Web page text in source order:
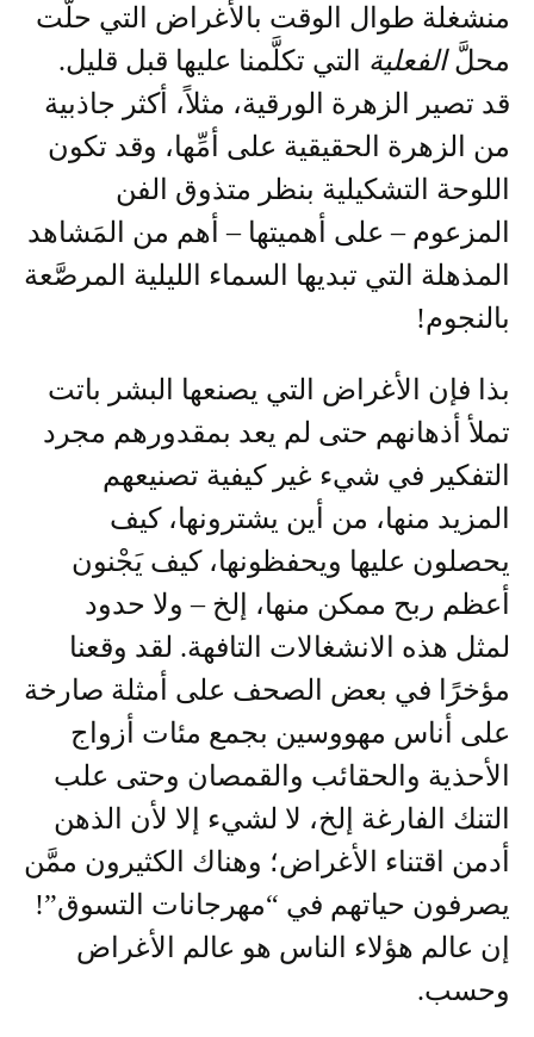
منشغلة طوال الوقت بالأغراض التي حلَّت
محلَّالفعلية التي تكلَّمنا عليها قبل قليل.
قد تصير الزهرة الورقية، مثلاً، أكثر جاذبية
من الزهرة الحقيقية على أمِّها، وقد تكون
اللوحة التشكيلية بنظر متذوق الفن
المزعوم – على أهميتها – أهم من المَشاهد
المذهلة التي تبديها السماء الليلية المرصَّعة
بالنجوم!
بذا فإن الأغراض التي يصنعها البشر باتت
تملأ أذهانهم حتى لم يعد بمقدورهم مجرد
التفكير في شيء غير كيفية تصنيعهم
المزيد منها، من أين يشترونها، كيف
يحصلون عليها ويحفظونها، كيف يَجْنون
أعظم ربح ممكن منها، إلخ – ولا حدود
لمثل هذه الانشغالات التافهة. لقد وقعنا
مؤخرًا في بعض الصحف على أمثلة صارخة
على أناس مهووسين بجمع مئات أزواج
الأحذية والحقائب والقمصان وحتى علب
التنك الفارغة إلخ، لا لشيء إلا لأن الذهن
أدمن اقتناء الأغراض؛ وهناك الكثيرون ممَّن
يصرفون حياتهم في “مهرجانات التسوق”!
إن عالم هؤلاء الناس هو عالم الأغراض
وحسب.